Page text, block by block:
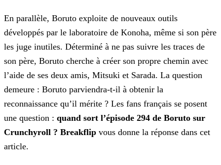
En parallèle, Boruto exploite de nouveaux outils
développés par le laboratoire de Konoha, même si son père
les juge inutiles. Déterminé à ne pas suivre les traces de
son père, Boruto cherche à créer son propre chemin avec
l’aide de ses deux amis, Mitsuki et Sarada. La question
demeure : Boruto parviendra-t-il à obtenir la
reconnaissance qu’il mérite ? Les fans français se posent
une question : quand sort l’épisode 294 de Boruto sur
Crunchyroll ? Breakflip vous donne la réponse dans cet
article.